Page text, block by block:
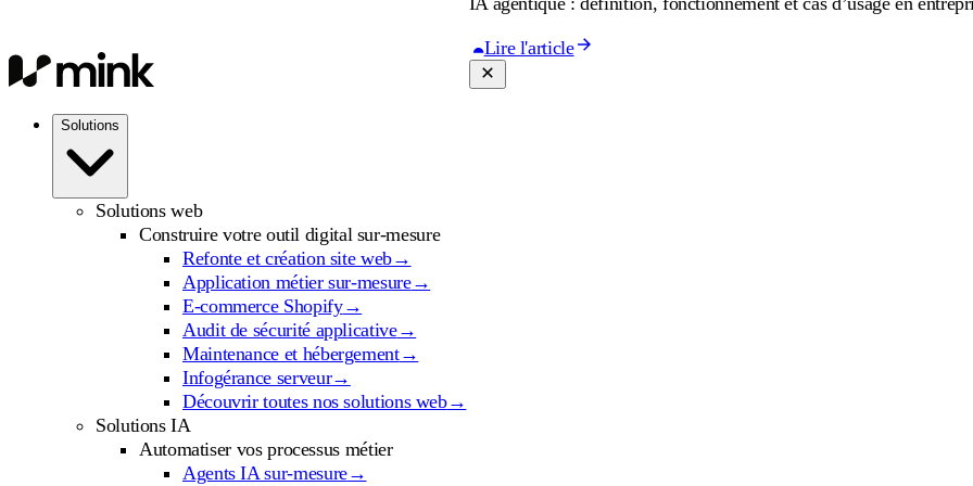
Lire l'article
Solutions
Solutions web
Construire votre outil digital sur-mesure
Refonte et création site web→
Application métier sur-mesure→
E-commerce Shopify→
Audit de sécurité applicative→
Maintenance et hébergement→
Infogérance serveur→
Découvrir toutes nos solutions web→
Solutions IA
Automatiser vos processus métier
Agents IA sur-mesure→